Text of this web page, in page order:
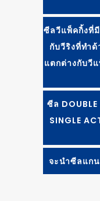
ซีลวีแพ็คกิ้งที่
กับวีริงที่ทำ
แตกต่างกับวี
ซีล
SINGLE
จะนำซีลแก